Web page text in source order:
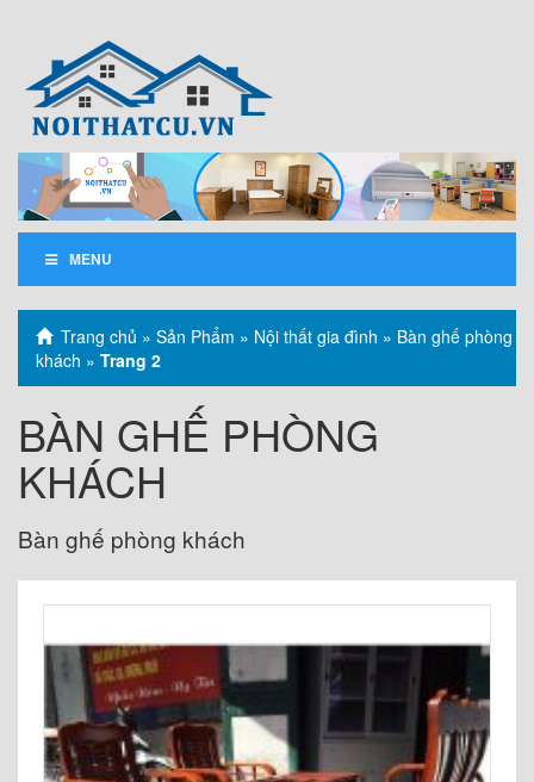
MENU
Trang chủ » Sản Phẩm » Nội thất gia đình » Bàn ghế phòng
khách » Trang 2
BÀN GHẾ PHÒNG
KHÁCH
Bàn ghế phòng khách